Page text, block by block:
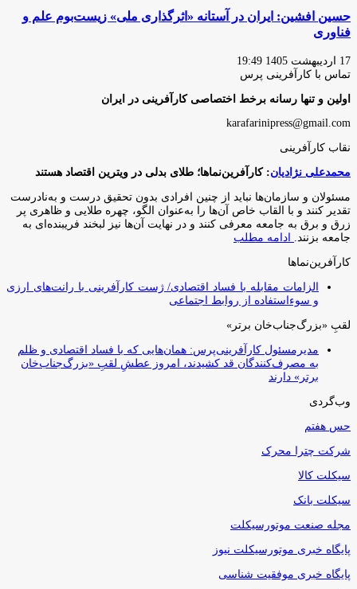
حسین افشین: ایران در آستانه «اثرگذاری ملی» زیست‌بوم علم و
فناوری
17 اردیبهشت 1405 19:49
تماس با کارآفرینی پرس
اولین و تنها رسانه برخط اختصاصی کارآفرینی در ایران
karafarinipress@gmail.com
نقاب کارآفرینی
محمدعلی نژادیان: کارآفرین‌نماها؛ طلای بدلی در ویترین اقتصاد هستند
مسئولان و سازمان‌ها نباید از چنین افرادی بدون تحقیق درست و به‌نادرست
تقدیر کنند و با القاب خاص آ‌ن‌ها را به‌عنوان الگو، چهره طلایی و ظاهری پر
زرق و برق به جامعه معرفی کنند و در نهایت آن‌ها نیز لبخند فریبنده‌ای به
جامعه بزنند.
ادامه مطلب
کارآفرین‌نماها
الزامات مقابله با فساد اقتصادی/ ژست کارآفرینی با رانت‌های ارزی
و سوءاستفاده از روابط اجتماعی
لقبِ «بزرگ‌جناب‌خان برتر»
مدیرمسئول کارآفرینی‌پرس: همان‌هایی که با فساد اقتصادی و ظلم
به مصرف‌کنندگان قد کشیدند، امروز عطشِ لقبِ «بزرگ‌جناب‌خان
برتر» دارند
وب‌گردی
حس هفتم
شرکت چترا محرک
سیکلت کالا
سیکلت بانک
مجله صنعت موتورسیکلت
پایگاه خبری موتورسیکلت نیوز
پایگاه خبری موفقیت شناسی